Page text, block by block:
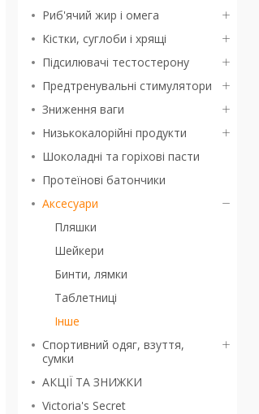
Риб'ячий жир і омега
Кістки, суглоби і хрящі
Підсилювачі тестостерону
Предтренувальні стимулятори
Зниження ваги
Низькокалорійні продукти
Шоколадні та горіхові пасти
Протеїнові батончики
Аксесуари
Пляшки
Шейкери
Бинти, лямки
Таблетниці
Інше
Спортивний одяг, взуття,
сумки
АКЦІЇ ТА ЗНИЖКИ
Victoria's Secret